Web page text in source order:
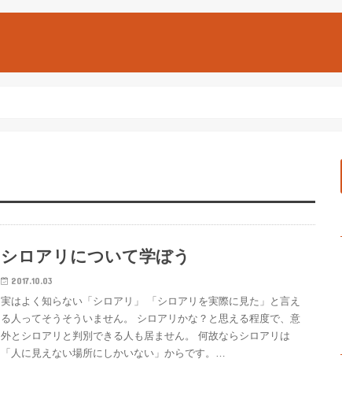
シロアリについて学ぼう
2017.10.03
実はよく知らない「シロアリ」 「シロアリを実際に見た」と言え
る人ってそうそういません。 シロアリかな？と思える程度で、意
外とシロアリと判別できる人も居ません。 何故ならシロアリは
「人に見えない場所にしかいない」からです。…